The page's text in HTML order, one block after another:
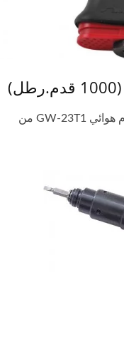
مفتاح تأثير هوائي / مفتاح عزم هوائي GW-23T1 من